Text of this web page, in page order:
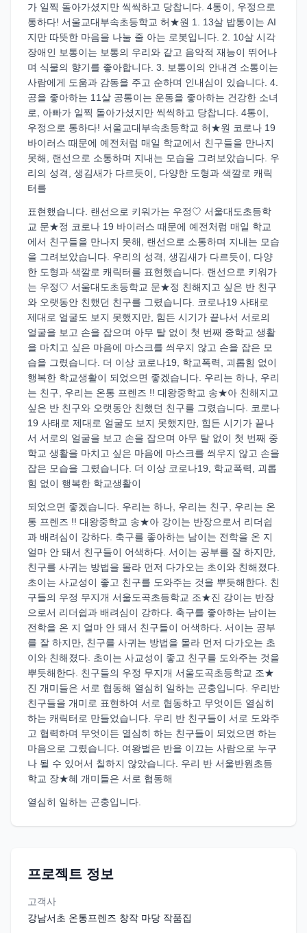
가 일찍 돌아가셨지만 씩씩하고 당찹니다. 4통이, 우정으로
통하다! 서울교대부속초등학교 허★원 1. 13살 밥통이는 AI
지만 따뜻한 마음을 나눌 줄 아는 로봇입니다. 2. 10살 시각
장애인 보통이는 보통의 우리와 같고 음악적 재능이 뛰어나
며 식물의 향기를 좋아합니다. 3. 보통이의 안내견 소통이는
사람에게 도움과 감동을 주고 순하며 인내심이 있습니다. 4.
공을 좋아하는 11살 공통이는 운동을 좋아하는 건강한 소녀
로, 아빠가 일찍 돌아가셨지만 씩씩하고 당찹니다. 4통이,
우정으로 통하다! 서울교대부속초등학교 허★원 코로나 19
바이러스 때문에 예전처럼 매일 학교에서 친구들을 만나지
못해, 랜선으로 소통하며 지내는 모습을 그려보았습니다. 우
리의 성격, 생김새가 다르듯이, 다양한 도형과 색깔로 캐릭
터를
표현했습니다. 랜선으로 키워가는 우정♡ 서울대도초등학
교 문★정 코로나 19 바이러스 때문에 예전처럼 매일 학교
에서 친구들을 만나지 못해, 랜선으로 소통하며 지내는 모습
을 그려보았습니다. 우리의 성격, 생김새가 다르듯이, 다양
한 도형과 색깔로 캐릭터를 표현했습니다. 랜선으로 키워가
는 우정♡ 서울대도초등학교 문★정 친해지고 싶은 반 친구
와 오랫동안 친했던 친구를 그렸습니다. 코로나19 사태로
제대로 얼굴도 보지 못했지만, 힘든 시기가 끝나서 서로의
얼굴을 보고 손을 잡으며 아무 탈 없이 첫 번째 중학교 생활
을 마치고 싶은 마음에 마스크를 씌우지 않고 손을 잡은 모
습을 그렸습니다. 더 이상 코로나19, 학교폭력, 괴롭힘 없이
행복한 학교생활이 되었으면 좋겠습니다. 우리는 하나, 우리
는 친구, 우리는 온통 프렌즈 !! 대왕중학교 송★아 친해지고
싶은 반 친구와 오랫동안 친했던 친구를 그렸습니다. 코로나
19 사태로 제대로 얼굴도 보지 못했지만, 힘든 시기가 끝나
서 서로의 얼굴을 보고 손을 잡으며 아무 탈 없이 첫 번째 중
학교 생활을 마치고 싶은 마음에 마스크를 씌우지 않고 손을
잡은 모습을 그렸습니다. 더 이상 코로나19, 학교폭력, 괴롭
힘 없이 행복한 학교생활이
되었으면 좋겠습니다. 우리는 하나, 우리는 친구, 우리는 온
통 프렌즈 !! 대왕중학교 송★아 강이는 반장으로서 리더쉽
과 배려심이 강하다. 축구를 좋아하는 남이는 전학을 온 지
얼마 안 돼서 친구들이 어색하다. 서이는 공부를 잘 하지만,
친구를 사귀는 방법을 몰라 먼저 다가오는 초이와 친해졌다.
초이는 사교성이 좋고 친구를 도와주는 것을 뿌듯해한다. 친
구들의 우정 무지개 서울도곡초등학교 조★진 강이는 반장
으로서 리더쉽과 배려심이 강하다. 축구를 좋아하는 남이는
전학을 온 지 얼마 안 돼서 친구들이 어색하다. 서이는 공부
를 잘 하지만, 친구를 사귀는 방법을 몰라 먼저 다가오는 초
이와 친해졌다. 초이는 사교성이 좋고 친구를 도와주는 것을
뿌듯해한다. 친구들의 우정 무지개 서울도곡초등학교 조★
진 개미들은 서로 협동해 열심히 일하는 곤충입니다. 우리반
친구들을 개미로 표현하여 서로 협동하고 무엇이든 열심히
하는 캐릭터로 만들었습니다. 우리 반 친구들이 서로 도와주
고 협력하며 무엇이든 열심히 하는 친구들이 되었으면 하는
마음으로 그렸습니다. 여왕벌은 반을 이끄는 사람으로 누구
나 될 수 있어서 칠하지 않았습니다. 우리 반 서울반원초등
학교 장★혜 개미들은 서로 협동해
열심히 일하는 곤충입니다.
프로젝트 정보
고객사
강남서초 온통프렌즈 창작 마당 작품집